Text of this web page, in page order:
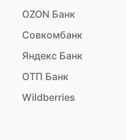
OZON Банк
Совкомбанк
Яндекс Банк
ОТП Банк
Wildberries